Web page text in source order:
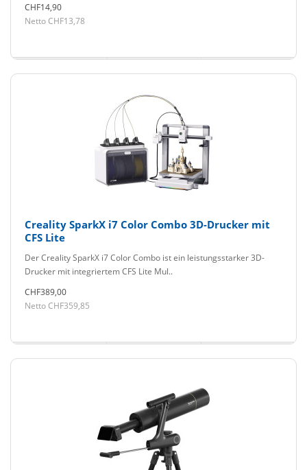
CHF14,90
Netto CHF13,78
Creality SparkX i7 Color Combo 3D-Drucker mit
CFS Lite
Der Creality SparkX i7 Color Combo ist ein leistungsstarker 3D-
Drucker mit integriertem CFS Lite Mul..
CHF389,00
Netto CHF359,85